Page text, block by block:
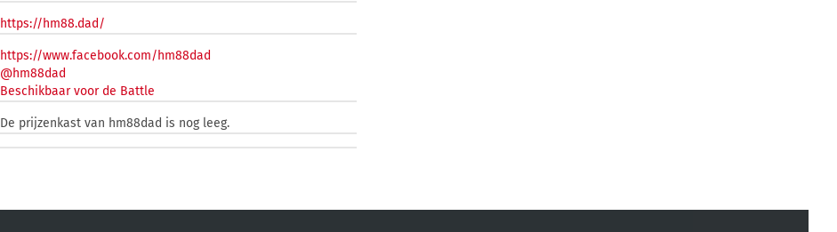
https://hm88.dad/
https://www.facebook.com/hm88dad
@hm88dad
Beschikbaar voor de Battle
De prijzenkast van hm88dad is nog leeg.